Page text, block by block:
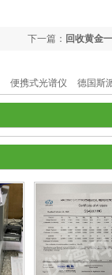
下一篇： 回收黄金
便携式光谱仪 德国斯